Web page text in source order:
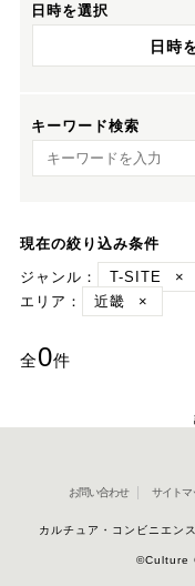
日時を選択
日時
キーワード検索
キーワード検索
現在の絞り込み条件
ジャンル：
T-SITE
×
エリア：
近畿 ×
全0件
お問い合わせ サイトマ
カルチュア・コンビニエ
©Culture